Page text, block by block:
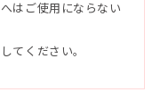
)]
クラ、ゴーヤー、アセ
る豚プラセンタ
はご使用にならない
てください。